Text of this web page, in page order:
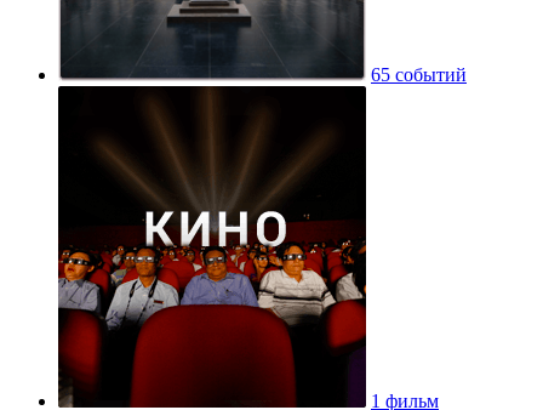
65 событий
1 фильм